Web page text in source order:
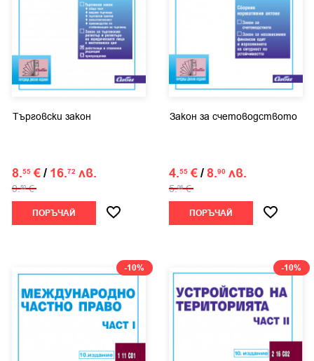
Търговски закон
8.55 €/ 16.72 лв.
9.50 €
ПОРЪЧАЙ
Закон за счетоводството
4.55 €/8.90 лв.
5.06 €
ПОРЪЧАЙ
-10% -10%